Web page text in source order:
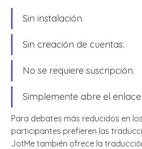
Sin instalación.
Sin creación de cuentas.
No se requiere suscripción.
Simplemente abre el
Para debates más reducidos en
participantes prefieren las
JotMe también ofrece la